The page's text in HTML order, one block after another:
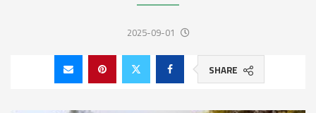
2025-09-01
SHARE